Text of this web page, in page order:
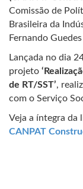
Comissão de
Brasileira da
Fernando
Lançada no dia
projeto
de RT/SST’,
com o Serviço
Veja a íntegra da
CANPAT